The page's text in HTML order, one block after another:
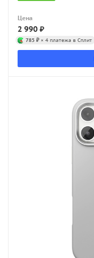
Цена
2 990 ₽
785 ₽ × 4 платежа в Сплит